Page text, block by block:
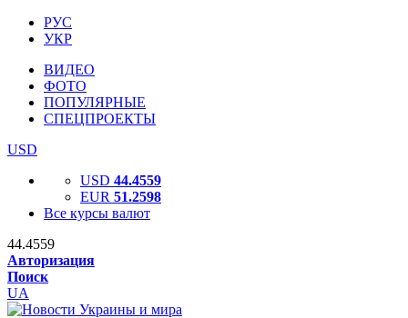
РУС
УКР
ВИДЕО
ФОТО
ПОПУЛЯРНЫЕ
СПЕЦПРОЕКТЫ
USD
USD 44.4559
EUR 51.2598
Все курсы валют
44.4559
Авторизация
Поиск
UA